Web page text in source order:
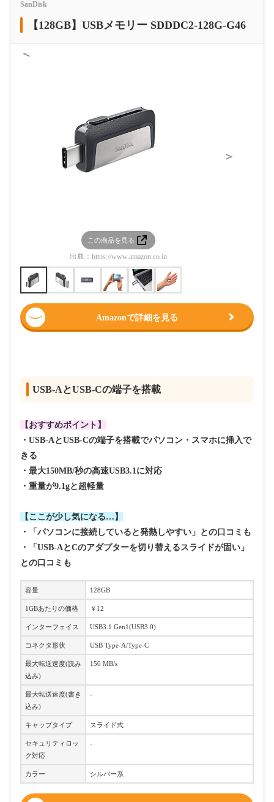
SanDisk
【128GB】USBメモリー SDDDC2-128G-G46
＜
この商品を見る
出典： https://www.amazon.co.jp
＞
Amazonで詳細を見る
USB-AとUSB-Cの端子を搭載
【おすすめポイント】
・USB-AとUSB-Cの端子を搭載でパソコン・スマホに挿入で
きる
・最大150MB/秒の高速USB3.1に対応
・重量が9.1gと超軽量
【ここが少し気になる…】
・「パソコンに接続していると発熱しやすい」との口コミも
・「USB-AとCのアダプターを切り替えるスライドが固い」
との口コミも
容量 128GB
1GBあたりの価格 ￥12
インターフェイス USB3.1 Gen1(USB3.0)
コネクタ形状 USB Type-A/Type-C
最大転送速度(読み
込み)
150 MB/s
最大転送速度(書き
込み)
-
キャップタイプ スライド式
セキュリティロッ
ク対応
-
カラー シルバー系